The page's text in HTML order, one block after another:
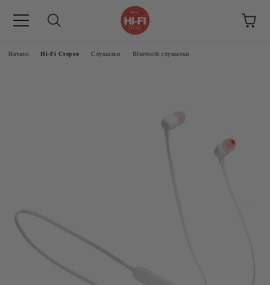
Начало Hi-Fi Стерео Слушалки Bluetooth слушалки